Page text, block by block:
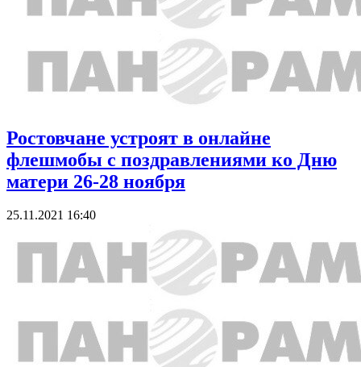
Ростовчане устроят в онлайне
флешмобы с поздравлениями ко Дню
матери 26-28 ноября
25.11.2021 16:40